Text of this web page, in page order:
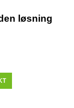
løsning